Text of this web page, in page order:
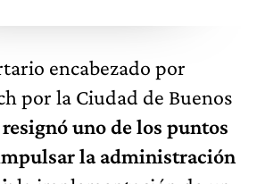
encabezado por
por la Ciudad de Buenos
resignó uno de los puntos
la administración